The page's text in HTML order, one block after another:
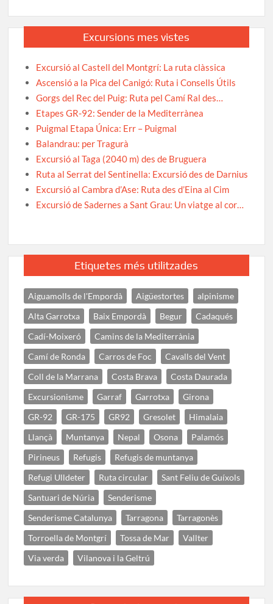
Excursions mes vistes
Excursió al Castell del Montgrí: La ruta clàssica
Ascensió a la Pica del Canigó: Ruta i Consells Útils
Gorgs del Rec del Puig: Ruta pel Camí Ral des…
Etapes GR-92: Sender de la Mediterrànea
Puigmal Etapa Única: Err – Puigmal
Balandrau: per Tragurà
Excursió al Taga (2040 m) des de Bruguera
Ruta al Serrat del Sentinella: Excursió des de Darnius
Excursió al Cambra d’Ase: Ruta des d’Eina al Cim
Excursió de Sadernes a Sant Grau: Un viatge al cor…
Etiquetes més utilitzades
Aiguamolls de l'Empordà Aigüestortes
alpinisme
Alta Garrotxa
Baix Empordà Begur
Cadaqués
Cadí-Moixeró
Camins de la Mediterrània
Camí de Ronda
Carros de Foc
Cavalls del Vent
Coll de la Marrana
Costa Brava
Costa Daurada
Excursionisme
Garraf Garrotxa
Girona
GR-92
GR-175 GR92 Gresolet
Himalaia
Llançà
Muntanya Nepal Osona
Palamós
Pirineus
Refugis
Refugis de muntanya
Refugi Ulldeter
Ruta circular
Sant Feliu de Guíxols
Santuari de Núria
Senderisme
Senderisme Catalunya
Tarragona
Tarragonès
Torroella de Montgrí
Tossa de Mar
Vallter
Via verda
Vilanova i la Geltrú